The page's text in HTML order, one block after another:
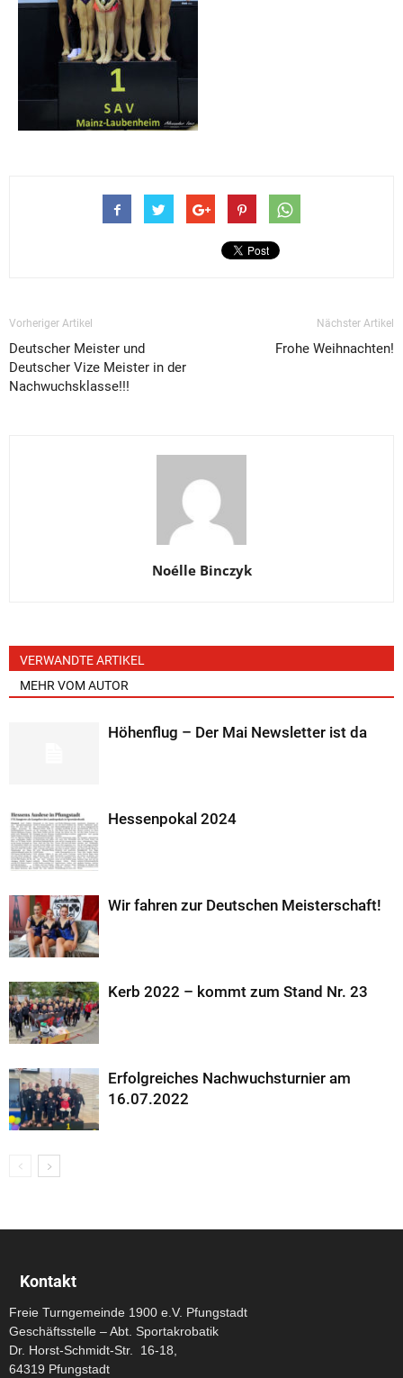
Vorheriger Artikel
Deutscher Meister und
Deutscher Vize Meister in der
Nachwuchsklasse!!!
Nächster Artikel
Frohe Weihnachten!
Noélle Binczyk
VERWANDTE ARTIKEL
MEHR VOM AUTOR
Höhenflug – Der Mai Newsletter ist da
Hessenpokal 2024
Wir fahren zur Deutschen Meisterschaft!
Kerb 2022 – kommt zum Stand Nr. 23
Erfolgreiches Nachwuchsturnier am
16.07.2022
Kontakt
Freie Turngemeinde 1900 e.V. Pfungstadt
Geschäftsstelle – Abt. Sportakrobatik
Dr. Horst-Schmidt-Str. 16-18,
64319 Pfungstadt